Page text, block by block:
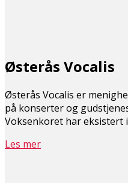
Østerås Vocalis
Østerås Vocalis er
på konserter og
Voksenkoret har eksistert i
Les mer